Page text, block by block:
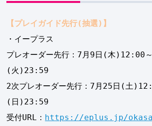
【プレイガイド先行(抽選)】
・イープラス
プレオーダー先行：7月9日(木)12:00
(火)23:59
2次プレオーダー先行：7月25日(土
(日)23:59
受付URL： https://eplus.jp/